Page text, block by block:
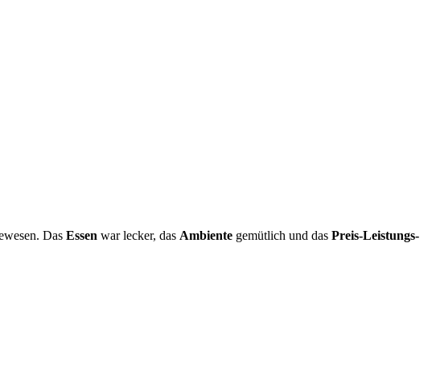
Das Essen war lecker, das Ambiente gemütlich und das Preis-Leistungs-